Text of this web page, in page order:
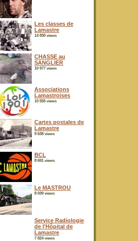
Les classes de
Lamastre
14 830 views
CHASSE au
SANGLIER
10 977 views
Associations
Lamastroises
10 555 views
Cartes postales de
Lamastre
9 638 views
BCL
8 691 views
Le MASTROU
8 039 views
Service Radiologie
de l’Hôpital de
Lamastre
7 824 views